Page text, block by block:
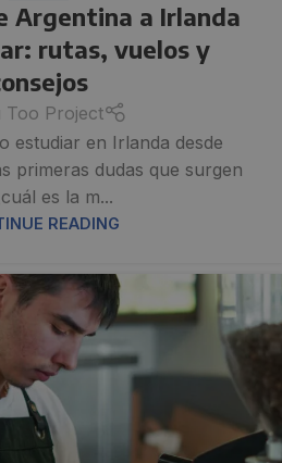
Argentina a Irlanda
rutas, vuelos y
Too Project
estudiar en Irlanda desde
primeras dudas que surgen
es la m...
READING